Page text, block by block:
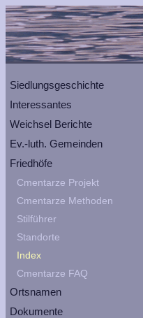
Siedlungsgeschichte
Interessantes
Weichsel Berichte
Ev.-luth. Gemeinden
Friedhöfe
Cmentarze Projekt
Cmentarze Methoden
Stilführer
Standorte
Index
Cmentarze FAQ
Ortsnamen
Dokumente